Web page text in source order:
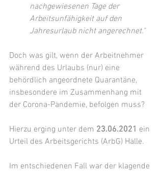
nachgewiesenen Tage der
Arbeitsunfähigkeit auf den
Jahresurlaub nicht angerechnet."
Doch was gilt, wenn der Arbeitnehmer
während des Urlaubs (nur) eine
behördlich angeordnete Quarantäne,
insbesondere im Zusammenhang mit
der Corona-Pandemie, befolgen muss?
Hierzu erging unter dem 23.06.2021 ein
Urteil des Arbeitsgerichts (ArbG) Halle.
Im entschiedenen Fall war der klagende